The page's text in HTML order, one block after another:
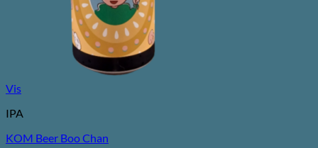
Vis
IPA
KOM Beer Boo Chan